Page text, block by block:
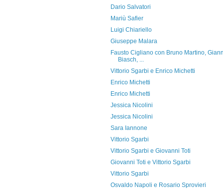
Dario Salvatori
Mariù Safier
Luigi Chiariello
Giuseppe Malara
Fausto Cigliano con Bruno Martino,
Biasch, ...
Vittorio Sgarbi e Enrico Michetti
Enrico Michetti
Enrico Michetti
Jessica Nicolini
Jessica Nicolini
Sara Iannone
Vittorio Sgarbi
Vittorio Sgarbi e Giovanni Toti
Giovanni Toti e Vittorio Sgarbi
Vittorio Sgarbi
Osvaldo Napoli e Rosario Sprovieri